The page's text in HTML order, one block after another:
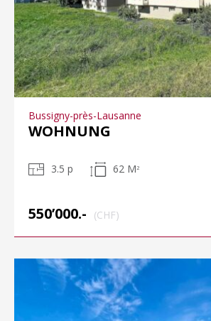
Bussigny-près-Lausanne
WOHNUNG
3.5 p 62 M 2
550’000.- (CHF)